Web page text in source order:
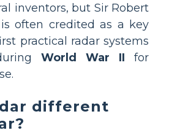
inventors, but Sir Robert
often credited as a key
practical radar systems
World War II for
different